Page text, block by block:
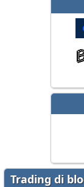
Trading di